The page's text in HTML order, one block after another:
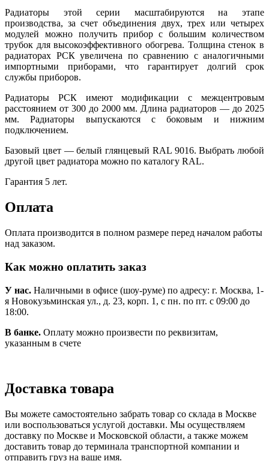
Радиаторы этой серии масштабируются на этапе
производства, за счет объединения двух, трех или четырех
модулей можно получить прибор с большим количеством
трубок для высокоэффективного обогрева. Толщина стенок в
радиаторах РСК увеличена по сравнению с аналогичными
импортными приборами, что гарантирует долгий срок
службы приборов.
Радиаторы РСК имеют модификации с межцентровым
расстоянием от 300 до 2000 мм. Длина радиаторов — до 2025
мм. Радиаторы выпускаются с боковым и нижним
подключением.
Базовый цвет — белый глянцевый RAL 9016. Выбрать любой
другой цвет радиатора можно по каталогу RAL.
Гарантия 5 лет.
Оплата
Оплата производится в полном размере перед началом работы
над заказом.
Как можно оплатить заказ
У нас. Наличными в офисе (шоу-руме) по адресу: г. Москва, 1-
я Новокузьминская ул., д. 23, корп. 1, с пн. по пт. с 09:00 до
18:00.
В банке. Оплату можно произвести по реквизитам,
указанным в счете
Доставка товара
Вы можете самостоятельно забрать товар со склада в Москве
или воспользоваться услугой доставки. Мы осуществляем
доставку по Москве и Московской области, а также можем
доставить товар до терминала транспортной компании и
отправить груз на ваше имя.